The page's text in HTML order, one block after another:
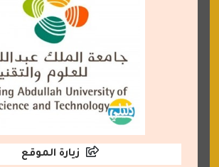
زيارة الموقع